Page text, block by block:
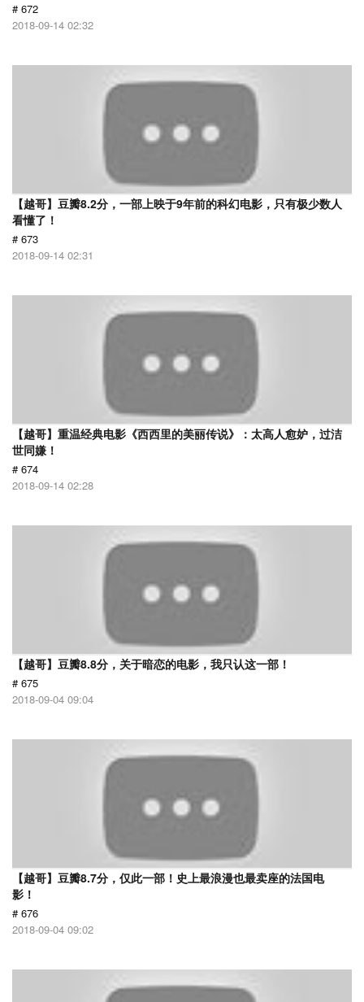
# 672
2018-09-14 02:32
【越哥】豆瓣8.2分，一部上映于9年前的科幻电影，只有极少数人
看懂了！
# 673
2018-09-14 02:31
【越哥】重温经典电影《西西里的美丽传说》：太高人愈妒，过洁
世同嫌！
# 674
2018-09-14 02:28
【越哥】豆瓣8.8分，关于暗恋的电影，我只认这一部！
# 675
2018-09-04 09:04
【越哥】豆瓣8.7分，仅此一部！史上最浪漫也最卖座的法国电
影！
# 676
2018-09-04 09:02